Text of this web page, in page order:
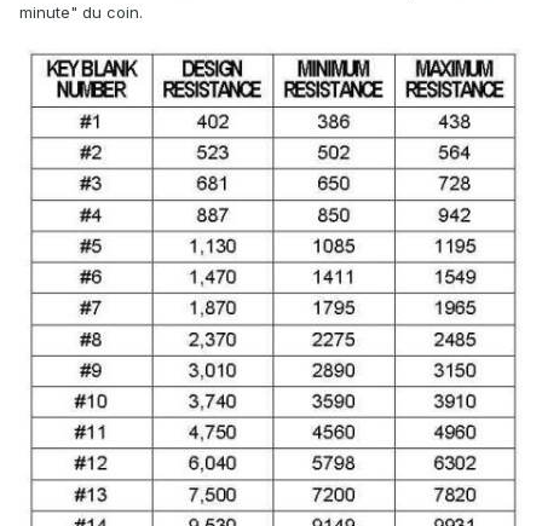
minute" du coin.